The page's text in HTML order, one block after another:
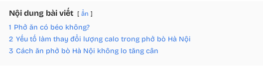
Nội dung bài viết ẩn
1 Phở ăn có béo không?
2 Yếu tố làm thay đổi lượng calo trong phở bò Hà Nội
3 Cách ăn phở bò Hà Nội không lo tăng cân